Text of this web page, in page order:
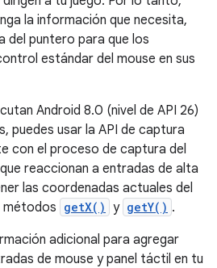
la información que necesita,
del puntero para que los
estándar del mouse en sus
Android 8.0 (nivel de API 26)
puedes usar la API de captura
con el proceso de captura del
reaccionan a entradas de alta
las coordenadas actuales del
métodos getX() y getY() .
adicional para agregar
de mouse y panel táctil en tu